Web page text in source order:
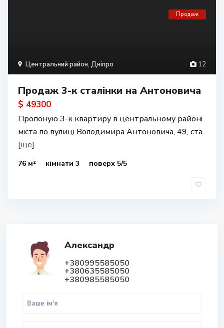
12
Центральний район, Дніпро
Продаж
Продаж 3-к сталінки на Антоновича
$ 49300
Пропоную 3-к квартиру в центральному районі
міста по вулиці Володимира Антоновича, 49, ста
[ще]
76 м² кімнати 3 поверх 5/5
Александр
+380995585050
+380635585050
+380985585050